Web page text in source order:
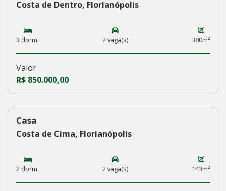
Costa de Dentro, Florianópolis
3 dorm. 2 vaga(s) 380m²
Valor
R$ 850.000,00
230
Casa
Costa de Cima, Florianópolis
2 dorm. 2 vaga(s) 143m²